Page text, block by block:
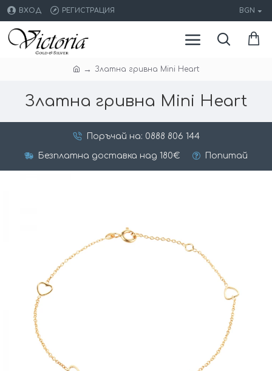
ВХОД РЕГИСТРАЦИЯ BGN
Златна гривна Mini Heart
Златна гривна Mini Heart
Поръчай на: 0888 806 144
Безплатна доставка над 180€ Попитай